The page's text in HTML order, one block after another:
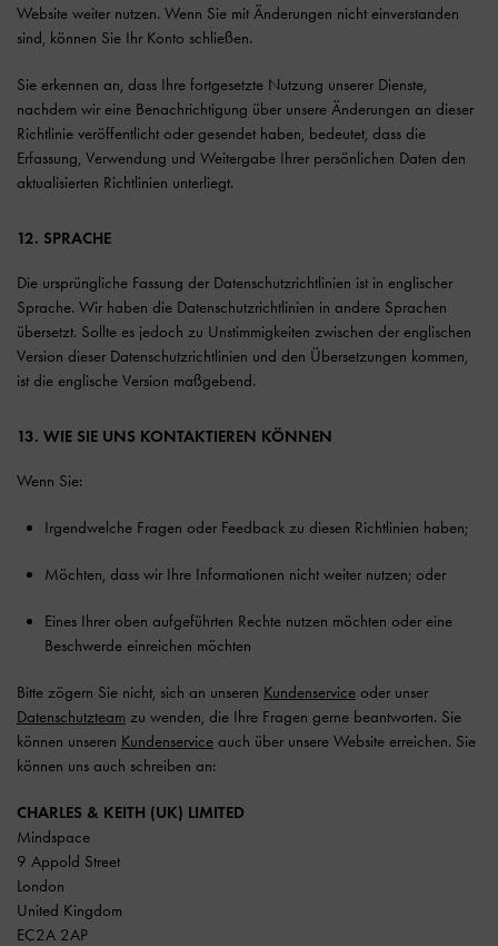
Website weiter nutzen. Wenn Sie mit Änderungen nicht einverstanden
sind, können Sie Ihr Konto schließen.
Sie erkennen an, dass Ihre fortgesetzte Nutzung unserer Dienste,
nachdem wir eine Benachrichtigung über unsere Änderungen an dieser
Richtlinie veröffentlicht oder gesendet haben, bedeutet, dass die
Erfassung, Verwendung und Weitergabe Ihrer persönlichen Daten den
aktualisierten Richtlinien unterliegt.
12. SPRACHE
Die ursprüngliche Fassung der Datenschutzrichtlinien ist in englischer
Sprache. Wir haben die Datenschutzrichtlinien in andere Sprachen
übersetzt. Sollte es jedoch zu Unstimmigkeiten zwischen der englischen
Version dieser Datenschutzrichtlinien und den Übersetzungen kommen,
ist die englische Version maßgebend.
13. WIE SIE UNS KONTAKTIEREN KÖNNEN
Wenn Sie:
Irgendwelche Fragen oder Feedback zu diesen Richtlinien haben;
Möchten, dass wir Ihre Informationen nicht weiter nutzen; oder
Eines Ihrer oben aufgeführten Rechte nutzen möchten oder eine
Beschwerde einreichen möchten
Bitte zögern Sie nicht, sich an unseren Kundenservice oder unser
Datenschutzteam zu wenden, die Ihre Fragen gerne beantworten. Sie
können unseren Kundenservice auch über unsere Website erreichen. Sie
können uns auch schreiben an:
CHARLES & KEITH (UK) LIMITED
Mindspace
9 Appold Street
London
United Kingdom
EC2A 2AP